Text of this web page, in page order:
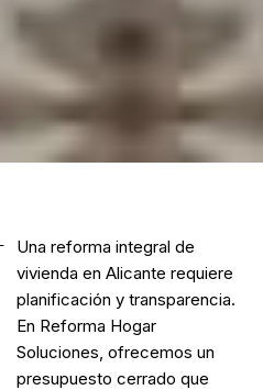
Una reforma integral de
vivienda en Alicante requiere
planificación y transparencia.
En Reforma Hogar
Soluciones, ofrecemos un
presupuesto cerrado que